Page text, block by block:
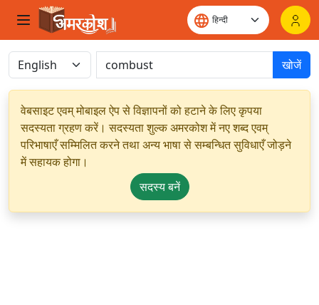
खोजें
वेबसाइट एवम् मोबाइल ऐप से विज्ञापनों को हटाने के लिए कृपया
सदस्यता ग्रहण करें। सदस्यता शुल्क अमरकोश में नए शब्द एवम्
परिभाषाएँ सम्मिलित करने तथा अन्य भाषा से सम्बन्धित सुविधाएँ जोड़ने
में सहायक होगा।
सदस्य बनें